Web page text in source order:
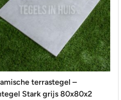
terrastegel –
Stark grijs 80x80x2